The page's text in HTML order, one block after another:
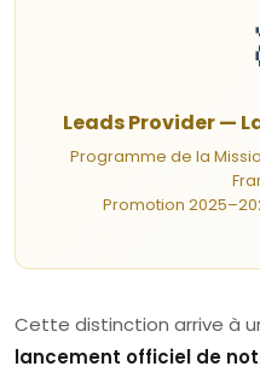
Leads Provider —
Programme de la
Promotion
Cette distinction arrive à
lancement officiel de